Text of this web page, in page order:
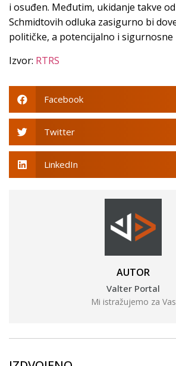
i osuđen. Međutim, ukidanje takve
Schmidtovih odluka zasigurno bi
političke, a potencijalno i sigurnosne
Izvor: RTRS
Facebook
Twitter
LinkedIn
AUTOR
Valter Portal
Mi istražujemo za Vas